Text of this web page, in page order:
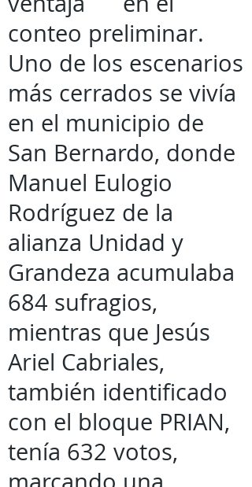
conteo preliminar.
Uno de los escenarios
más cerrados se vivía
en el municipio de
San Bernardo, donde
Manuel Eulogio
Rodríguez de la
alianza Unidad y
Grandeza acumulaba
684 sufragios,
mientras que Jesús
Ariel Cabriales,
también identificado
con el bloque PRIAN,
tenía 632 votos,